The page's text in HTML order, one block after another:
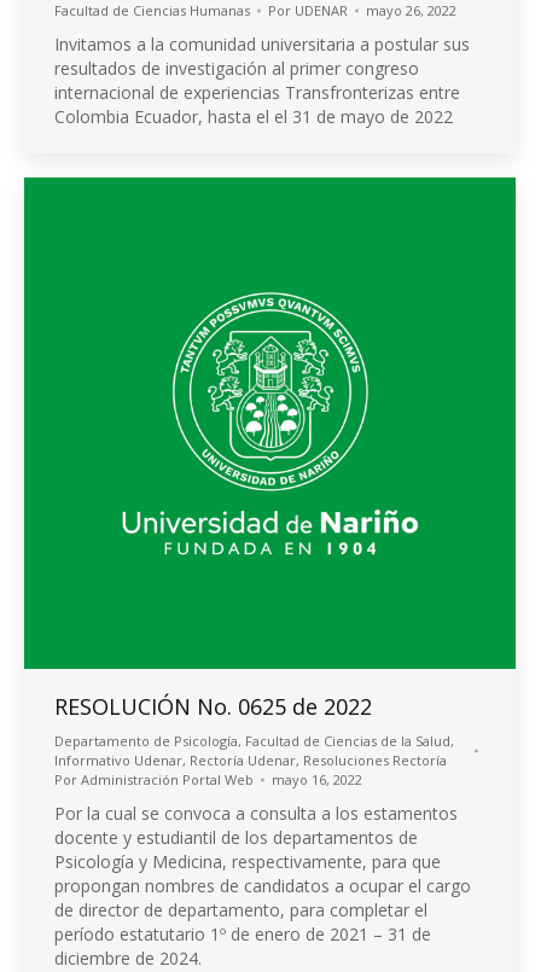
Facultad de Ciencias Humanas Por UDENAR mayo 26, 2022
Invitamos a la comunidad universitaria a postular sus
resultados de investigación al primer congreso
internacional de experiencias Transfronterizas entre
Colombia Ecuador, hasta el el 31 de mayo de 2022
RESOLUCIÓN No. 0625 de 2022
Departamento de Psicología, Facultad de Ciencias de la Salud,
Informativo Udenar, Rectoría Udenar, Resoluciones Rectoría
Por Administración Portal Web mayo 16, 2022
Por la cual se convoca a consulta a los estamentos
docente y estudiantil de los departamentos de
Psicología y Medicina, respectivamente, para que
propongan nombres de candidatos a ocupar el cargo
de director de departamento, para completar el
período estatutario 1º de enero de 2021 – 31 de
diciembre de 2024.